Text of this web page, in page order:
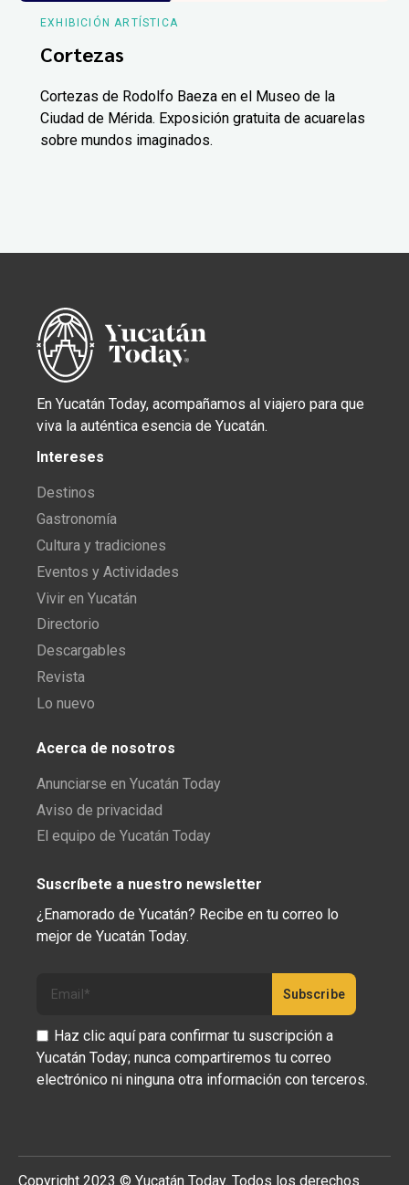
EXHIBICIÓN ARTÍSTICA
Cortezas
Cortezas de Rodolfo Baeza en el Museo de la
Ciudad de Mérida. Exposición gratuita de acuarelas
sobre mundos imaginados.
En Yucatán Today, acompañamos al viajero para que
viva la auténtica esencia de Yucatán.
Intereses
Destinos
Gastronomía
Cultura y tradiciones
Eventos y Actividades
Vivir en Yucatán
Directorio
Descargables
Revista
Lo nuevo
Acerca de nosotros
Anunciarse en Yucatán Today
Aviso de privacidad
El equipo de Yucatán Today
Suscríbete a nuestro newsletter
¿Enamorado de Yucatán? Recibe en tu correo lo
mejor de Yucatán Today.
Haz clic aquí para confirmar tu suscripción a
Yucatán Today; nunca compartiremos tu correo
electrónico ni ninguna otra información con terceros.
Copyright 2023 © Yucatán Today. Todos los derechos